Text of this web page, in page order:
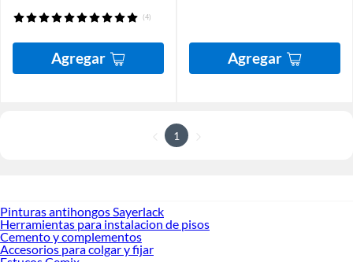
(4)
Agregar Agregar
1
Pinturas antihongos Sayerlack
Herramientas para instalacion de pisos
Cemento y complementos
Accesorios para colgar y fijar